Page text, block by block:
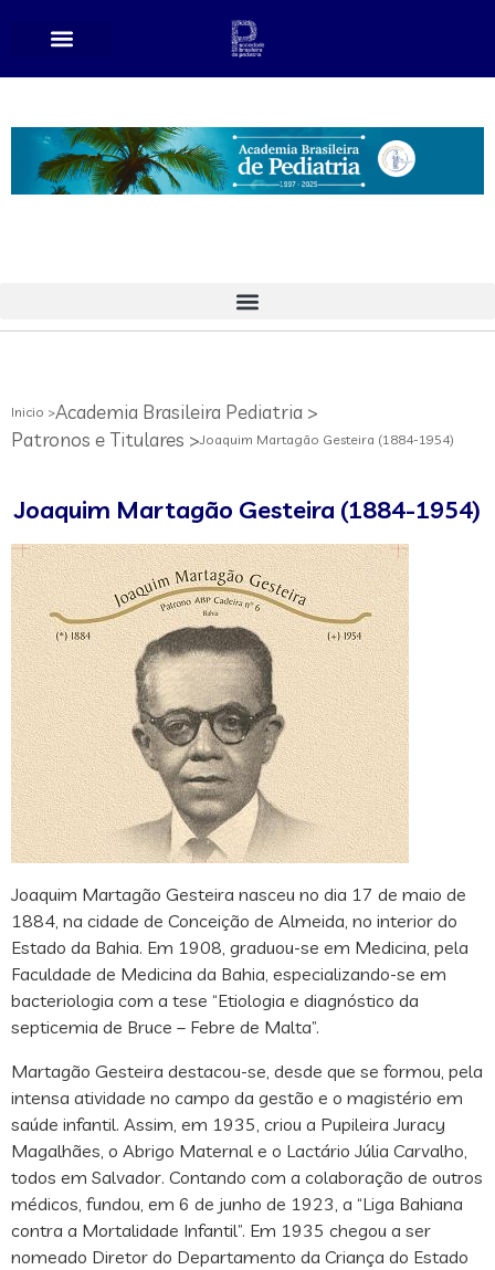
Inicio >Academia Brasileira Pediatria >
Patronos e Titulares >Joaquim Martagão Gesteira (1884-1954)
Joaquim Martagão Gesteira (1884-1954)
Joaquim Martagão Gesteira nasceu no dia 17 de maio de
1884, na cidade de Conceição de Almeida, no interior do
Estado da Bahia. Em 1908, graduou-se em Medicina, pela
Faculdade de Medicina da Bahia, especializando-se em
bacteriologia com a tese “Etiologia e diagnóstico da
septicemia de Bruce – Febre de Malta”.
Martagão Gesteira destacou-se, desde que se formou, pela
intensa atividade no campo da gestão e o magistério em
saúde infantil. Assim, em 1935, criou a Pupileira Juracy
Magalhães, o Abrigo Maternal e o Lactário Júlia Carvalho,
todos em Salvador. Contando com a colaboração de outros
médicos, fundou, em 6 de junho de 1923, a “Liga Bahiana
contra a Mortalidade Infantil”. Em 1935 chegou a ser
nomeado Diretor do Departamento da Criança do Estado